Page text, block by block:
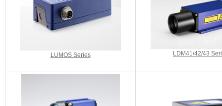
LUMOS Series LDM41/42/43